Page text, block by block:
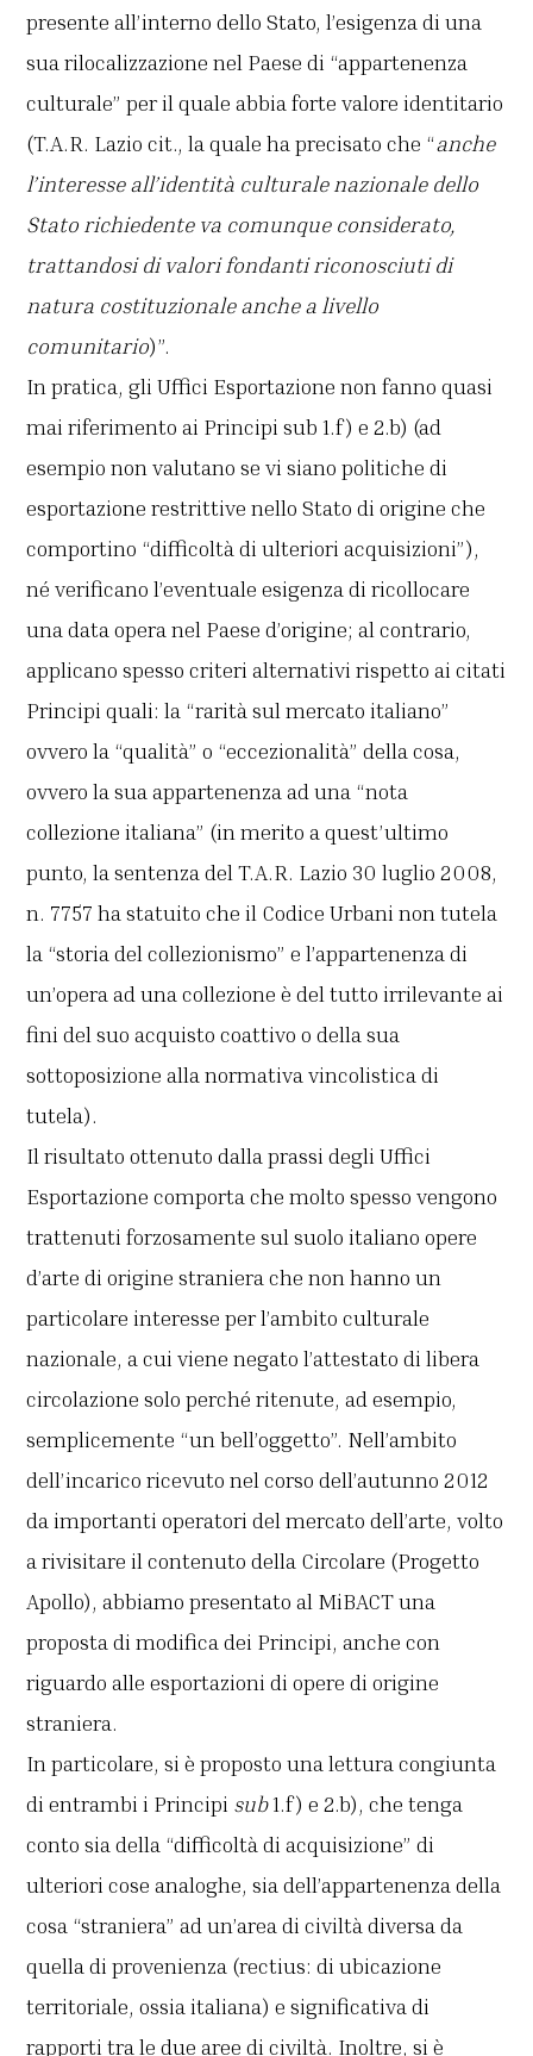
presente all’interno dello Stato, l’esigenza di una
sua rilocalizzazione nel Paese di “appartenenza
culturale” per il quale abbia forte valore identitario
(T.A.R. Lazio cit., la quale ha precisato che “anche
l’interesse all’identità culturale nazionale dello
Stato richiedente va comunque considerato,
trattandosi di valori fondanti riconosciuti di
natura costituzionale anche a livello
comunitario)”.
In pratica, gli Uffici Esportazione non fanno quasi
mai riferimento ai Principi sub 1.f) e 2.b) (ad
esempio non valutano se vi siano politiche di
esportazione restrittive nello Stato di origine che
comportino “difficoltà di ulteriori acquisizioni”),
né verificano l’eventuale esigenza di ricollocare
una data opera nel Paese d’origine; al contrario,
applicano spesso criteri alternativi rispetto ai citati
Principi quali: la “rarità sul mercato italiano”
ovvero la “qualità” o “eccezionalità” della cosa,
ovvero la sua appartenenza ad una “nota
collezione italiana” (in merito a quest’ultimo
punto, la sentenza del T.A.R. Lazio 30 luglio 2008,
n. 7757 ha statuito che il Codice Urbani non tutela
la “storia del collezionismo” e l’appartenenza di
un’opera ad una collezione è del tutto irrilevante ai
fini del suo acquisto coattivo o della sua
sottoposizione alla normativa vincolistica di
tutela).
Il risultato ottenuto dalla prassi degli Uffici
Esportazione comporta che molto spesso vengono
trattenuti forzosamente sul suolo italiano opere
d’arte di origine straniera che non hanno un
particolare interesse per l’ambito culturale
nazionale, a cui viene negato l’attestato di libera
circolazione solo perché ritenute, ad esempio,
semplicemente “un bell’oggetto”. Nell’ambito
dell’incarico ricevuto nel corso dell’autunno 2012
da importanti operatori del mercato dell’arte, volto
a rivisitare il contenuto della Circolare (Progetto
Apollo), abbiamo presentato al MiBACT una
proposta di modifica dei Principi, anche con
riguardo alle esportazioni di opere di origine
straniera.
In particolare, si è proposto una lettura congiunta
di entrambi i Principi sub1.f) e 2.b), che tenga
conto sia della “difficoltà di acquisizione” di
ulteriori cose analoghe, sia dell’appartenenza della
cosa “straniera” ad un’area di civiltà diversa da
quella di provenienza (rectius: di ubicazione
territoriale, ossia italiana) e significativa di
rapporti tra le due aree di civiltà. Inoltre, si è